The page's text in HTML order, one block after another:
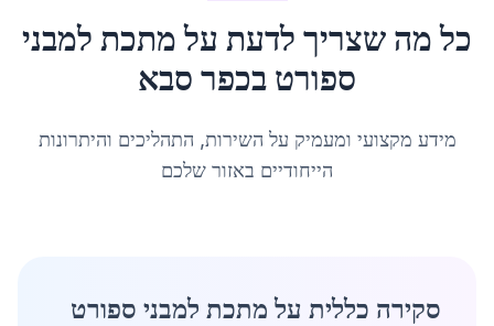
כל מה שצריך לדעת עלמתכת למבני
ספורט בכפר סבא
מידע מקצועי ומעמיק על השירות, התהליכים והיתרונות
הייחודיים באזור שלכם
סקירה כללית על מתכת למבני ספורט